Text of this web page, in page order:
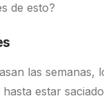
de esto?
las semanas,
estar